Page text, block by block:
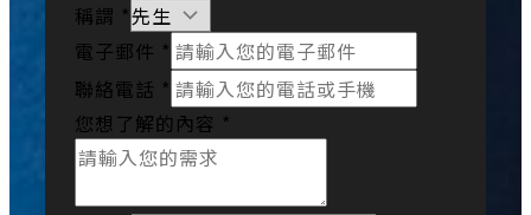
稱謂 *
電子郵件 *
聯絡電話 *
您想了解的內容 *